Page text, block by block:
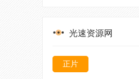
光速资源网
正片